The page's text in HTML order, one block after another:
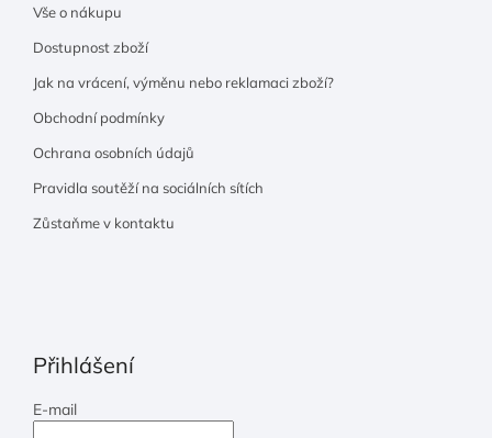
Vše o nákupu
Dostupnost zboží
Jak na vrácení, výměnu nebo reklamaci zboží?
Obchodní podmínky
Ochrana osobních údajů
Pravidla soutěží na sociálních sítích
Zůstaňme v kontaktu
Přihlášení
E-mail